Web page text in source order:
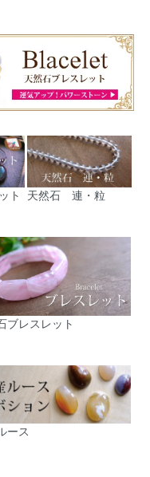
ト 天然石 連・粒
ブレスレット
ース